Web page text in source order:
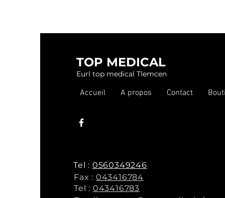
TOP MEDICAL
Eurl top medical Tlemcen
Accueil A propos Contact
Tel : 0560349246
Fax : 043416784
Tel : 043416783